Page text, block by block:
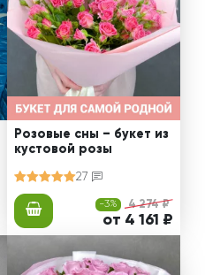
Розовые сны – букет из
кустовой розы
27
-3% 4 274 ₽
от 4 161 ₽